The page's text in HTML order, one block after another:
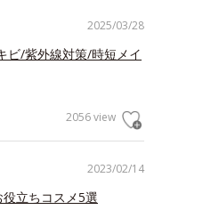
2025/03/28
ビ/紫外線対策/時短メイ
2056 view
2023/02/14
立ちコスメ5選